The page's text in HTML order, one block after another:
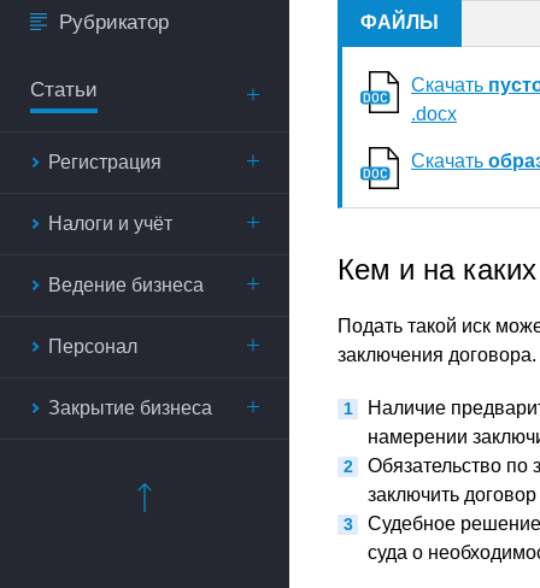
Рубрикатор
Статьи
Регистрация
Налоги и учёт
Ведение бизнеса
Персонал
Закрытие бизнеса
ФАЙЛЫ
Скачать
.docx
Скачать
Кем и на
Подать такой иск
заключения
Наличие
намерении
Обязательство по
заключить
Судебное
суда о